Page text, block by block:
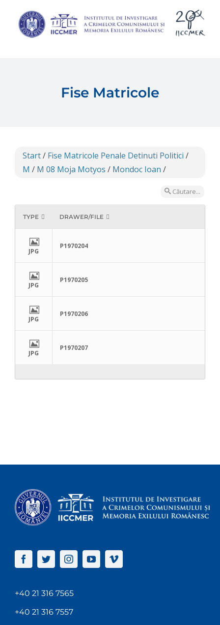
content
Fise Matricole
Start/ Fise Matricole Penale Detinuti Politici /
M / M 08 Moja Motyos / Mondoc Ioan /
Căutare...
TYPE DRAWER/FILE
JPG
P1970204
JPG
P1970205
JPG
P1970206
JPG
P1970207
+40 21 316 7565
+40 21 316 7557